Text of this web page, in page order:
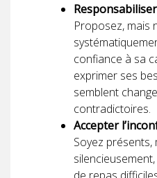
Proposez, mais
confiance à sa
exprimer ses
semblent
contradictoires.
Accepter
Soyez présents,